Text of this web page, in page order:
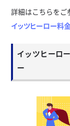
詳細はこちらをご
イッツヒーロー料
イッツヒーロ
ー